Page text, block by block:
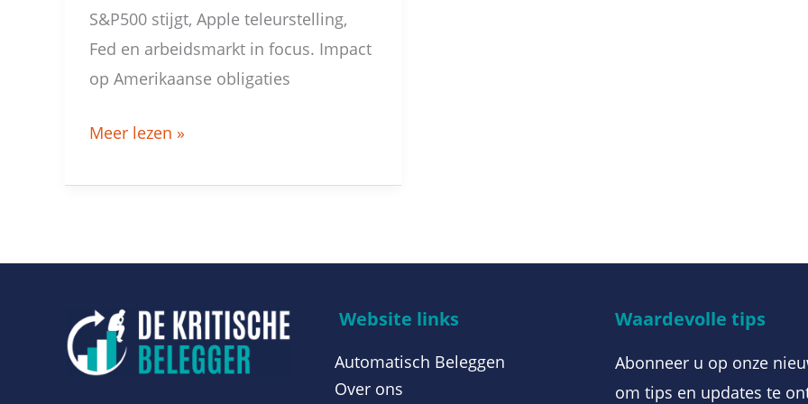
S&P500 stijgt, Apple teleurstelling,
Fed en arbeidsmarkt in focus. Impact
op Amerikaanse obligaties
Meer lezen »
Website links
Automatisch Beleggen
Over ons
Waardevolle tips
Abonneer u op onze
om tips en updates te